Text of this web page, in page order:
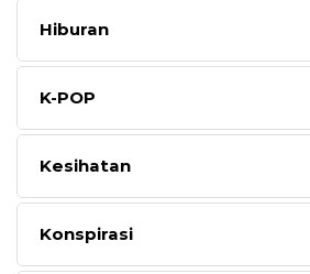
Hiburan
K-POP
Kesihatan
Konspirasi